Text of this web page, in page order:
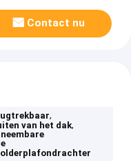
Contact nu
,
van het dak,